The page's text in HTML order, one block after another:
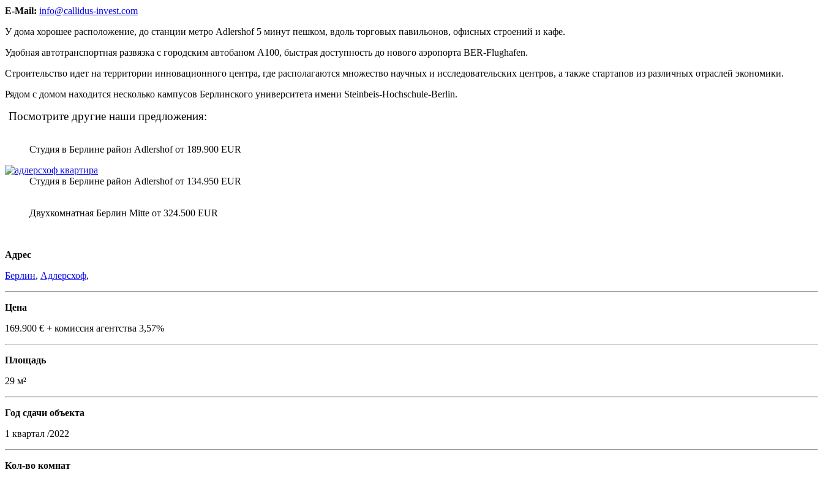
E-Mail: info@callidus-invest.com
У дома хорошее расположение, до станции метро Adlershof 5 минут пешком, вдоль торговых павильонов, офисных строений и кафе.
Удобная автотранспортная развязка с городским автобаном А100, быстрая доступность до нового аэропорта BER-Flughafen.
Строительство идет на территории инновационного центра, где располагаются множество научных и исследовательских центров, а также стартапов из различных отраслей экономики.
Рядом с домом находится несколько кампусов Берлинского университета имени Steinbeis-Hochschule-Berlin.
Посмотрите другие наши предложения:
Студия в Берлине район Adlershof от 189.900 EUR
Студия в Берлине район Adlershof от 134.950 EUR
Двухкомнатная Берлин Mitte от 324.500 EUR
Адрес
Берлин, Адлерсхоф,
Цена
169.900 € + комиссия агентства 3,57%
Площадь
29 м²
Год сдачи объекта
1 квартал /2022
Кол-во комнат